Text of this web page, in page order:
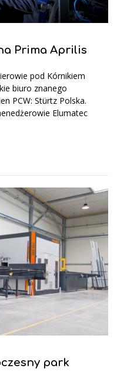
Prima Aprilis
pod Kórnikiem
biuro znanego
PCW: Stürtz Polska.
Elumatec
park